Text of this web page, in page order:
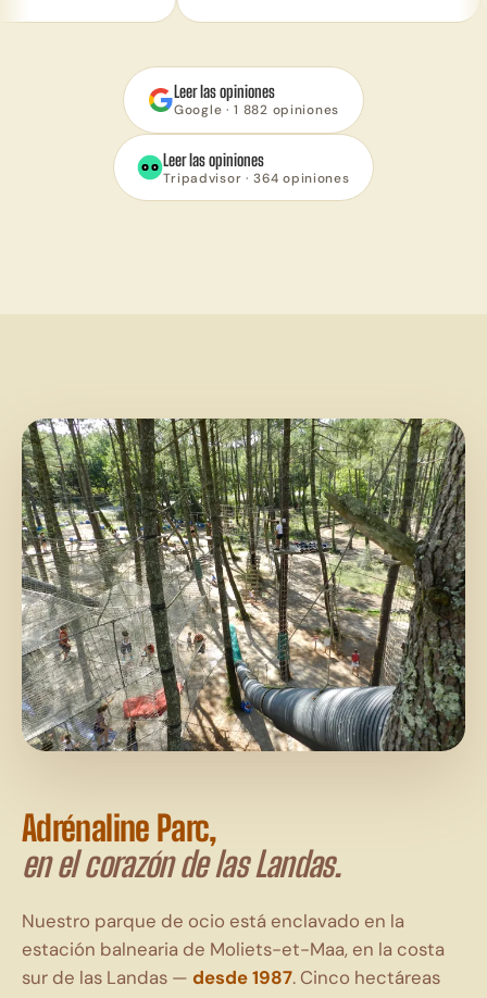
Leer las opiniones
Google · 1 882 opiniones
Leer las opiniones
Tripadvisor · 364 opiniones
Adrénaline Parc,
en el corazón de las Landas.
Nuestro parque de ocio está enclavado en la
estación balnearia de Moliets-et-Maa, en la costa
sur de las Landas — desde1987. Cinco hectáreas